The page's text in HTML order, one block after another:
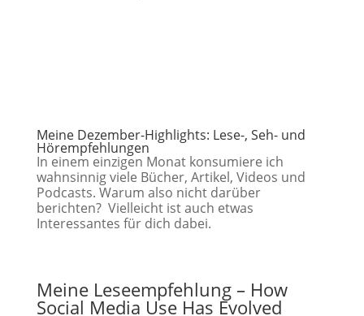
Meine Dezember-Highlights: Lese-, Seh- und
Hörempfehlungen
In einem einzigen Monat konsumiere ich
wahnsinnig viele Bücher, Artikel, Videos und
Podcasts. Warum also nicht darüber
berichten? Vielleicht ist auch etwas
Interessantes für dich dabei.
Meine Leseempfehlung – How
Social Media Use Has Evolved